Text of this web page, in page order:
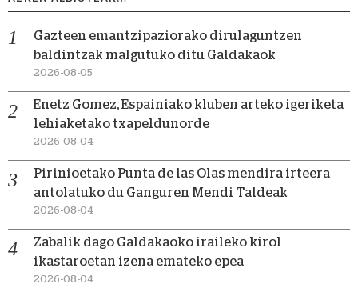
Gazteen emantzipaziorako dirulaguntzen
baldintzak malgutuko ditu Galdakaok
2026-08-05
Enetz Gomez, Espainiako kluben arteko igeriketa
lehiaketako txapeldunorde
2026-08-04
Pirinioetako Punta de las Olas mendira irteera
antolatuko du Ganguren Mendi Taldeak
2026-08-04
Zabalik dago Galdakaoko iraileko kirol
ikastaroetan izena emateko epea
2026-08-04